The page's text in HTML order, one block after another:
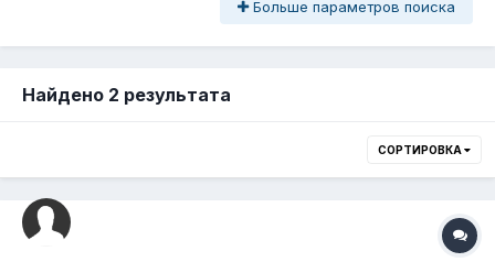
Больше параметров поиска
Найдено 2 результата
СОРТИРОВКА